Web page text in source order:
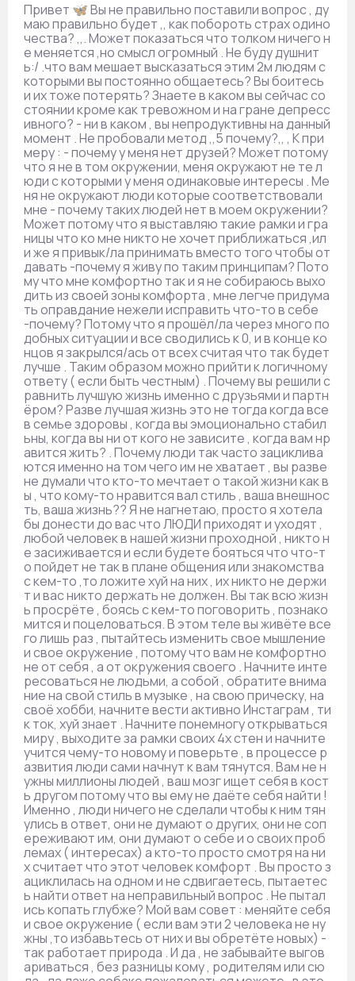
Привет 🦋 Вы не правильно поставили вопрос , ду
маю правильно будет ,, как побороть страх одино
чества? ,,. Может показаться что толком ничего н
е меняется ,но смысл огромный . Не буду душнит
ь:/ .что вам мешает высказаться этим 2м людям с
которыми вы постоянно общаетесь? Вы боитесь
и их тоже потерять? Знаете в каком вы сейчас со
стоянии кроме как тревожном и на гране депресс
ивного? - ни в каком , вы непродуктивны на данный
момент . Не пробовали метод ,,5 почему?,, , К при
меру : - почему у меня нет друзей? Может потому
что я не в том окружении, меня окружают не те л
юди с которыми у меня одинаковые интересы . Ме
ня не окружают люди которые соответствовали
мне - почему таких людей нет в моем окружении?
Может потому что я выставляю такие рамки и гра
ницы что ко мне никто не хочет приближаться ,ил
и же я привык/ла принимать вместо того чтобы от
давать -почему я живу по таким принципам? Пото
му что мне комфортно так и я не собираюсь выхо
дить из своей зоны комфорта , мне легче придума
ть оправдание нежели исправить что-то в себе
-почему? Потому что я прошёл/ла через много по
добных ситуации и все сводились к 0, и в конце ко
нцов я закрылся/ась от всех считая что так будет
лучше . Таким образом можно прийти к логичному
ответу ( если быть честным) . Почему вы решили с
равнить лучшую жизнь именно с друзьями и партн
ёром? Разве лучшая жизнь это не тогда когда все
в семье здоровы , когда вы эмоционально стабил
ьны, когда вы ни от кого не зависите , когда вам нр
авится жить? . Почему люди так часто зациклива
ются именно на том чего им не хватает , вы разве
не думали что кто-то мечтает о такой жизни как в
ы , что кому-то нравится вал стиль , ваша внешнос
ть, ваша жизнь?? Я не нагнетаю, просто я хотела
бы донести до вас что ЛЮДИ приходят и уходят ,
любой человек в нашей жизни проходной , никто н
е засиживается и если будете бояться что что-т
о пойдет не так в плане общения или знакомства
с кем-то ,то ложите хуй на них , их никто не держи
т и вас никто держать не должен. Вы так всю жизн
ь просрёте , боясь с кем-то поговорить , познако
мится и поцеловаться. В этом теле вы живёте все
го лишь раз , пытайтесь изменить свое мышление
и свое окружение , потому что вам не комфортно
не от себя , а от окружения своего . Начните инте
ресоваться не людьми, а собой , обратите внима
ние на свой стиль в музыке , на свою прическу, на
своё хобби, начните вести активно Инстаграм , ти
к ток, хуй знает . Начните понемногу открываться
миру , выходите за рамки своих 4х стен и начните
учится чему-то новому и поверьте , в процессе р
азвития люди сами начнут к вам тянутся. Вам не н
ужны миллионы людей , ваш мозг ищет себя в кост
ь другом потому что вы ему не даёте себя найти !
Именно , люди ничего не сделали чтобы к ним тян
улись в ответ, они не думают о других, они не соп
ереживают им, они думают о себе и о своих проб
лемах ( интересах) а кто-то просто смотря на ни
х считает что этот человек комфорт . Вы просто з
ациклилась на одном и не сдвигаетесь, пытаетес
ь найти ответ на неправильный вопрос . Не пытал
ись копать глубже? Мой вам совет : меняйте себя
и свое окружение ( если вам эти 2 человека не ну
жны ,то избавьтесь от них и вы обретёте новых) -
так работает природа . И да , не забывайте выгов
ариваться , без разницы кому , родителям или сю